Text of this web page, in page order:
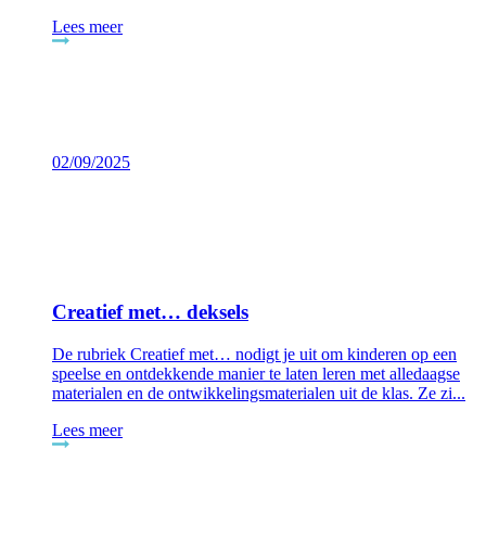
Lees meer
02/09/2025
Creatief met… deksels
De rubriek Creatief met… nodigt je uit om kinderen op een
speelse en ontdekkende manier te laten leren met alledaagse
materialen en de ontwikkelingsmaterialen uit de klas. Ze zi...
Lees meer